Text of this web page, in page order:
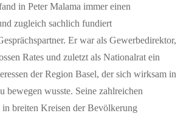
heute gemeinsam ihre Unterstützung für
Schweiz vs. Argentinien – Die
Schaffhausen
Public Viewing im Munotsaal der
in Peter Malama immer einen
zugleich sachlich fundiert
Er war als Gewerbedirektor,
Rates und zuletzt als Nationalrat ein
der Region Basel, der sich wirksam in
bewegen wusste. Seine zahlreichen
breiten Kreisen der Bevölkerung